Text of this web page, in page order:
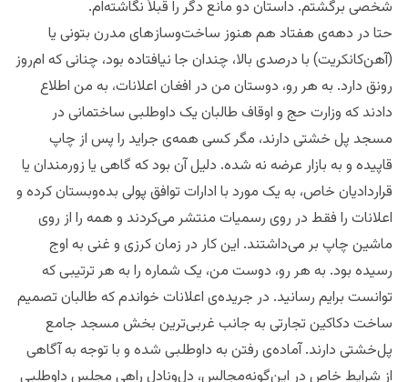
شخصی برگشتم. داستان دو مانع دگر را قبلاً نگاشته‌ام.
حتا در دهه‌ی هفتاد هم هنوز ساخت‌وساز‌های مدرن بتونی یا
(آهن‌کانکریت) با درصدی بالا، چندان جا نیافتاده بود، چنانی که ام‌روز
رونق دارد. به هر رو، دوستان من در افغان اعلانات، به من اطلاع
دادند که وزارت حج و اوقاف طالبان یک داوطلبی ساختمانی در
مسجد پل خشتی دارند، مگر کسی همه‌ی جراید را پس از چاپ
قاپیده و به بازار عرضه نه شده. دلیل آن بود که گاهی یا زورمندان یا
قراردادیان خاص، به یک مورد با ادارات توافق پولی بده‌وبستان کرده و
اعلانات را فقط در روی رسمیات منتشر می‌کردند و همه را از روی
ماشین چاپ بر می‌داشتند. این کار در زمان کرزی و غنی به اوج
رسیده بود. به هر رو، دوست من، یک شماره را به هر ترتیبی که
توانست برایم رسانید. در جریده‌ی اعلانات خواندم که طالبان تصمیم
ساخت‌ دکاکین تجارتی به جانب غربی‌ترین بخش مسجد جامع
پل‌خشتی دارند. آماده‌ی رفتن به داوطلبی شده و با توجه به آگاهی
از شرایط خاص در این‌گونه‌مجالس، دل‌ونادل راهی مجلس داوطلبی